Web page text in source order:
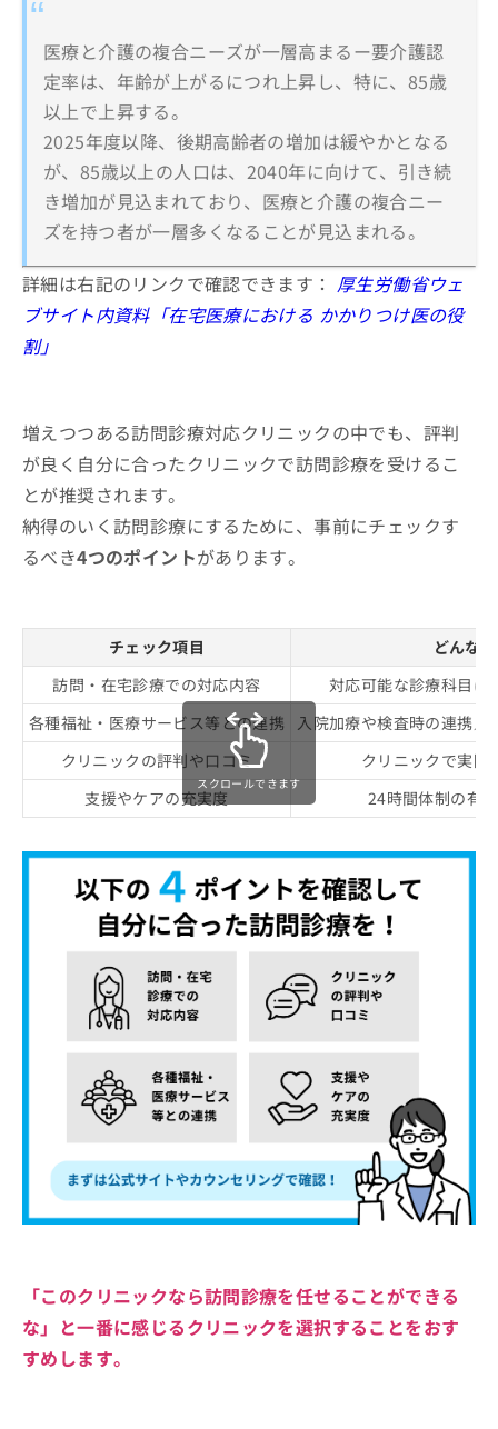
医療と介護の複合ニーズが一層高まるー要介護認
定率は、年齢が上がるにつれ上昇し、特に、85歳
以上で上昇する。
2025年度以降、後期高齢者の増加は緩やかとなる
が、85歳以上の人口は、2040年に向けて、引き続
き増加が見込まれており、医療と介護の複合ニー
ズを持つ者が一層多くなることが見込まれる。
詳細は右記のリンクで確認できます： 厚生労働省ウェ
ブサイト内資料「在宅医療における かかりつけ医の役
割」
増えつつある訪問診療対応クリニックの中でも、評判
が良く自分に合ったクリニックで訪問診療を受けるこ
とが推奨されます。
納得のいく訪問診療にするために、事前にチェックす
るべき4つのポイントがあります。
チェック項目
どんな
訪問・在宅診療での対応内容
対応可能な診療科目
各種福祉・医療サービス等との連携
入院加療や検査時の連携／
クリニックの評判や口コミ
クリニックで実際
支援やケアの充実度
24時間体制の有
スクロールできます
「このクリニックなら訪問診療を任せることができる
な」と一番に感じるクリニックを選択することをおす
すめします。